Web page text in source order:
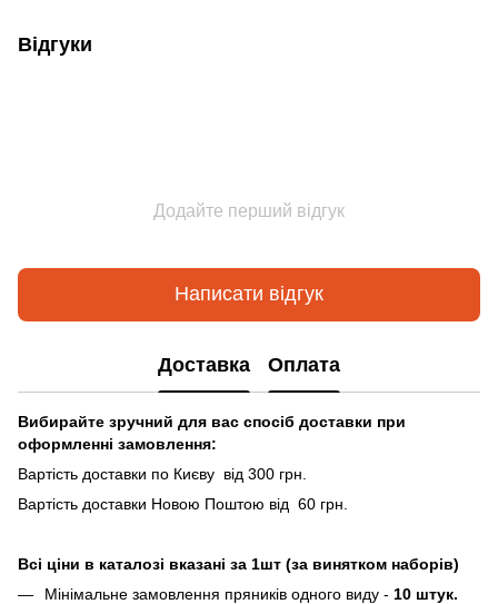
Відгуки
Додайте перший відгук
Написати відгук
Доставка Оплата
Вибирайте зручний для вас спосіб доставки при
оформленні замовлення:
Вартість доставки по Києву від 300 грн.
Вартість доставки Новою Поштою від 60 грн.
Всі ціни в каталозі вказані за 1шт (за винятком наборів)
Мінімальне замовлення пряників одного виду - 10 штук.